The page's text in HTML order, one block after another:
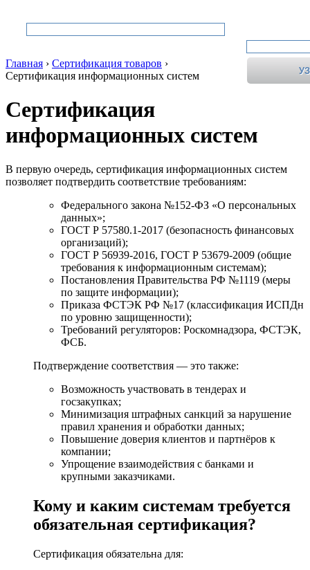
Главная › Сертификация товаров ›
Сертификация информационных систем
Сертификация
информационных систем
В первую очередь, сертификация информационных систем
позволяет подтвердить соответствие требованиям:
Федерального закона №152-ФЗ «О персональных
данных»;
ГОСТ Р 57580.1-2017 (безопасность финансовых
организаций);
ГОСТ Р 56939-2016, ГОСТ Р 53679-2009 (общие
требования к информационным системам);
Постановления Правительства РФ №1119 (меры
по защите информации);
Приказа ФСТЭК РФ №17 (классификация ИСПДн
по уровню защищенности);
Требований регуляторов: Роскомнадзора, ФСТЭК,
ФСБ.
Подтверждение соответствия — это также:
Возможность участвовать в тендерах и
госзакупках;
Минимизация штрафных санкций за нарушение
правил хранения и обработки данных;
Повышение доверия клиентов и партнёров к
компании;
Упрощение взаимодействия с банками и
крупными заказчиками.
Кому и каким системам требуется
обязательная сертификация?
Сертификация обязательна для: